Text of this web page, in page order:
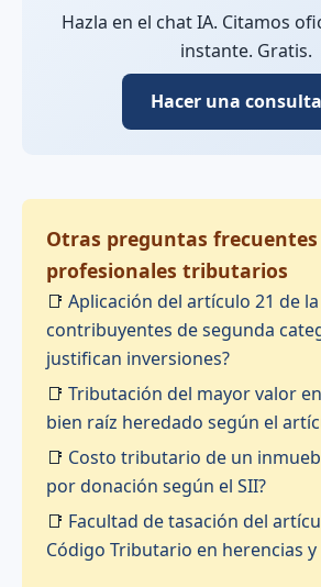
Hazla en el chat IA. Citamos
instante. Gratis.
Hacer una
Otras preguntas frecuentes
profesionales tributarios
📑Aplicación del artículo 21 de la
contribuyentes de segunda
justifican inversiones?
📑Tributación del mayor valor
bien raíz heredado según el
📑 Costo tributario de un
por donación según el SII?
📑 Facultad de tasación del
Código Tributario en herencias